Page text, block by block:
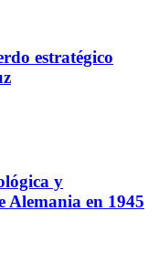
estratégico
y
Alemania en 1945